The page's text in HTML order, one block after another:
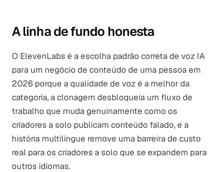
A linha de fundo honesta
O ElevenLabs é a escolha padrão correta de voz IA
para um negócio de conteúdo de uma pessoa em
2026 porque a qualidade de voz é a melhor da
categoria, a clonagem desbloqueia um fluxo de
trabalho que muda genuinamente como os
criadores a solo publicam conteúdo falado, e a
história multilíngue remove uma barreira de custo
real para os criadores a solo que se expandem para
outros idiomas.